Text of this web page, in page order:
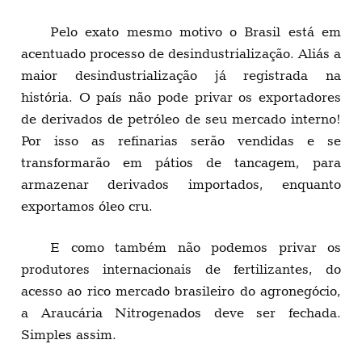
Pelo exato mesmo motivo o Brasil está em
acentuado processo de desindustrialização. Aliás a
maior desindustrialização já registrada na
história. O país não pode privar os exportadores
de derivados de petróleo de seu mercado interno!
Por isso as refinarias serão vendidas e se
transformarão em pátios de tancagem, para
armazenar derivados importados, enquanto
exportamos óleo cru.
E como também não podemos privar os
produtores internacionais de fertilizantes, do
acesso ao rico mercado brasileiro do agronegócio,
a Araucária Nitrogenados deve ser fechada.
Simples assim.